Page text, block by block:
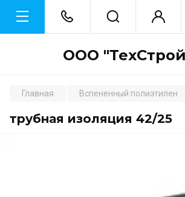
ООО
Главная Вспененный полиэтилен
трубная изоляция 42/25